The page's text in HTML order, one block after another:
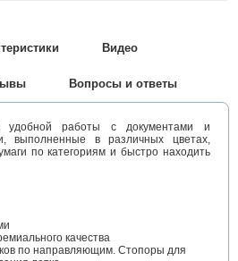
Видео
Вопросы и ответы
удобной работы с документами и
выполненные в различных цветах,
по категориям и быстро находить
качества
по направляющим. Стопоры для